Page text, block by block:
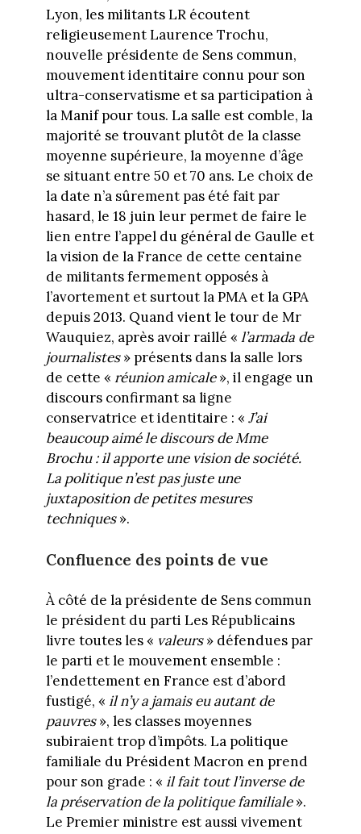
Lyon, les militants LR écoutent
religieusement Laurence Trochu,
nouvelle présidente de Sens commun,
mouvement identitaire connu pour son
ultra-conservatisme et sa participation à
la Manif pour tous. La salle est comble, la
majorité se trouvant plutôt de la classe
moyenne supérieure, la moyenne d’âge
se situant entre 50 et 70 ans. Le choix de
la date n’a sûrement pas été fait par
hasard, le 18 juin leur permet de faire le
lien entre l’appel du général de Gaulle et
la vision de la France de cette centaine
de militants fermement opposés à
l’avortement et surtout la PMA et la GPA
depuis 2013. Quand vient le tour de Mr
Wauquiez, après avoir raillé « l’armada de
journalistes» présents dans la salle lors
de cette « réunion amicale», il engage un
discours confirmant sa ligne
conservatrice et identitaire : « J’ai
beaucoup aimé le discours de Mme
Brochu : il apporte une vision de société.
La politique n’est pas juste une
juxtaposition de petites mesures
techniques».
Confluence des points de vue
À côté de la présidente de Sens commun
le président du parti Les Républicains
livre toutes les « valeurs» défendues par
le parti et le mouvement ensemble :
l’endettement en France est d’abord
fustigé, « il n’y a jamais eu autant de
pauvres», les classes moyennes
subiraient trop d’impôts. La politique
familiale du Président Macron en prend
pour son grade : « il fait tout l’inverse de
la préservation de la politique familiale».
Le Premier ministre est aussi vivement